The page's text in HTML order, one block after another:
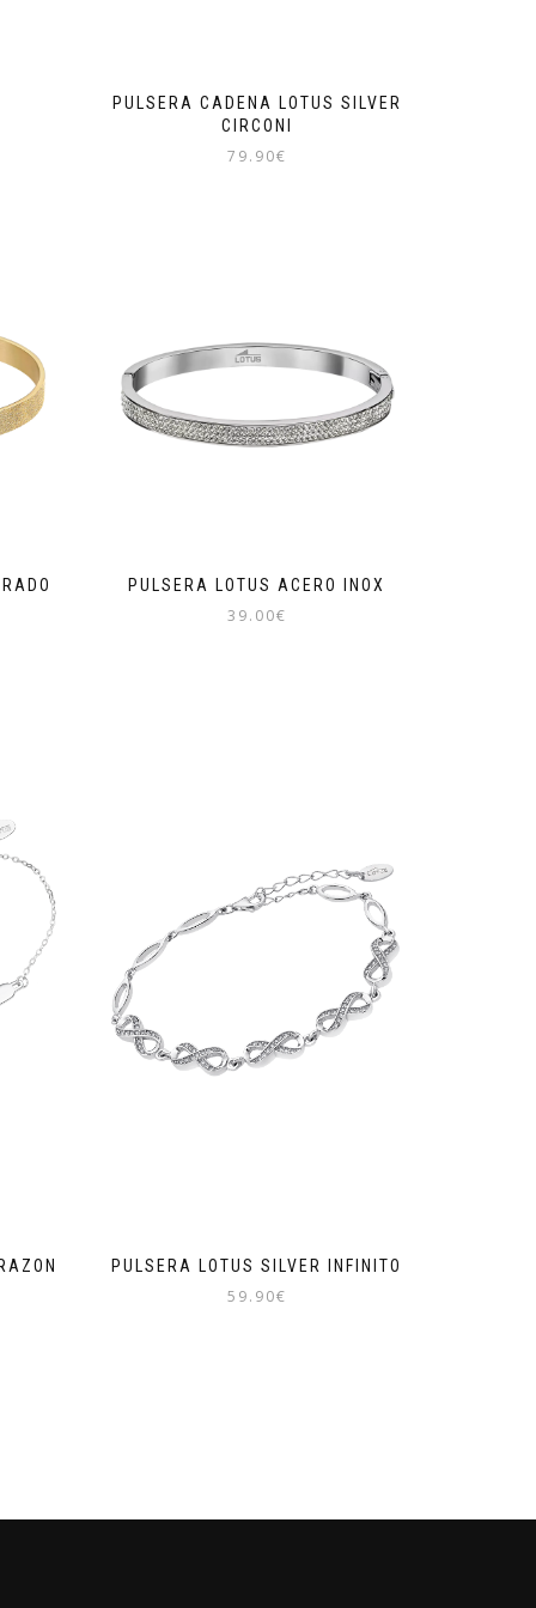
PULSERA CADENA LOTUS SILVER
CIRCONI
79.90€
PULSERA LOTUS ACERO INOX
39.00€
PULSERA LOTUS SILVER INFINITO
59.90€